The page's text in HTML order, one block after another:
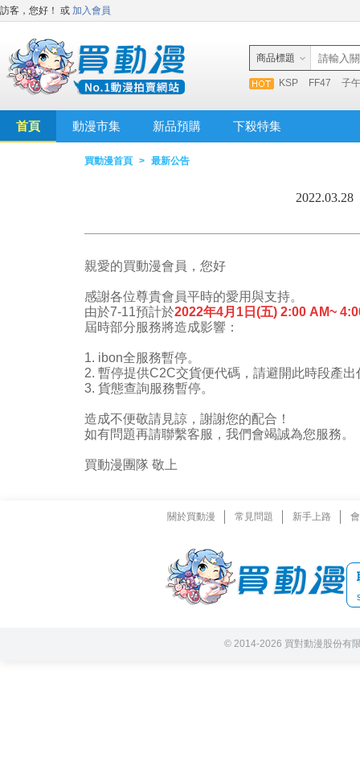
訪客，您好！ 或 加入會員
商品標題
KSP FF47 子
首頁 動漫市集 新品預購 下殺特集
買動漫首頁 > 最新公告
親愛的買動漫會員，您好
感謝各位尊貴會員平時的愛用與支持。
由於7-11預計於2022年4月1日(五) 2:00 AM~
屆時部分服務將造成影響：
1. ibon全服務暫停。
2. 暫停提供C2C交貨便代碼，請避開此時段產出
3. 貨態查詢服務暫停。
造成不便敬請見諒，謝謝您的配合！
如有問題再請聯繫客服，我們會竭誠為您服務。
買動漫團隊 敬上
關於買動漫 常見問題 新手上路
© 2014-2026 買對動漫股份有